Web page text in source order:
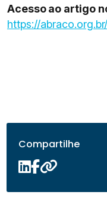
Acesso ao artigo
https://
Compartilhe